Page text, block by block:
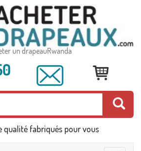
un drapeauRwanda
qualité fabriqués pour vous